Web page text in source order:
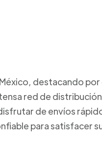
destacando
red de
de envíos
para satisfacer